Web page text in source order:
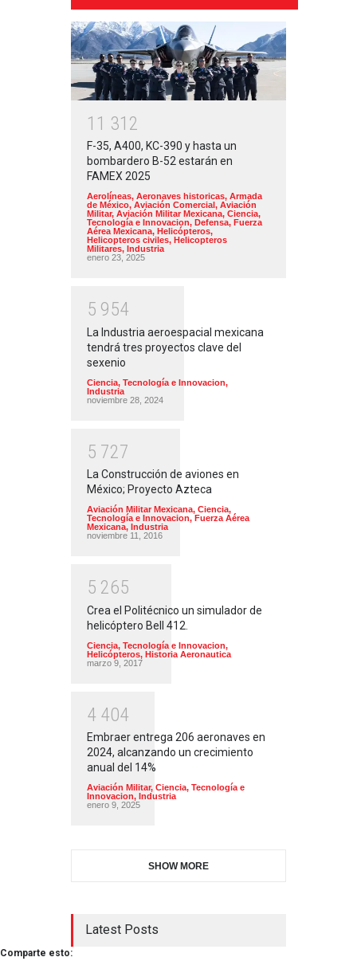
1 1 31 2
F-35, A400, KC-390 y hasta un
bombardero B-52 estarán en
FAMEX 2025
Aerolíneas, Aeronaves historicas, Armada
de México, Aviación Comercial, Aviación
Militar, Aviación Militar Mexicana, Ciencia,
Tecnología e Innovacion, Defensa, Fuerza
Aérea Mexicana, Helicópteros,
Helicopteros civiles, Helicopteros
Militares, Industria
enero 23, 2025
5 954
La Industria aeroespacial mexicana
tendrá tres proyectos clave del
sexenio
Ciencia, Tecnología e Innovacion,
Industria
noviembre 28, 2024
5 727
La Construcción de aviones en
México; Proyecto Azteca
Aviación Militar Mexicana, Ciencia,
Tecnología e Innovacion, Fuerza Aérea
Mexicana, Industria
noviembre 11, 2016
5 265
Crea el Politécnico un simulador de
helicóptero Bell 412.
Ciencia, Tecnología e Innovacion,
Helicópteros, Historia Aeronautica
marzo 9, 2017
4 404
Embraer entrega 206 aeronaves en
2024, alcanzando un crecimiento
anual del 14%
Aviación Militar, Ciencia, Tecnología e
Innovacion, Industria
enero 9, 2025
SHOW MORE
Latest Posts
Comparte esto: